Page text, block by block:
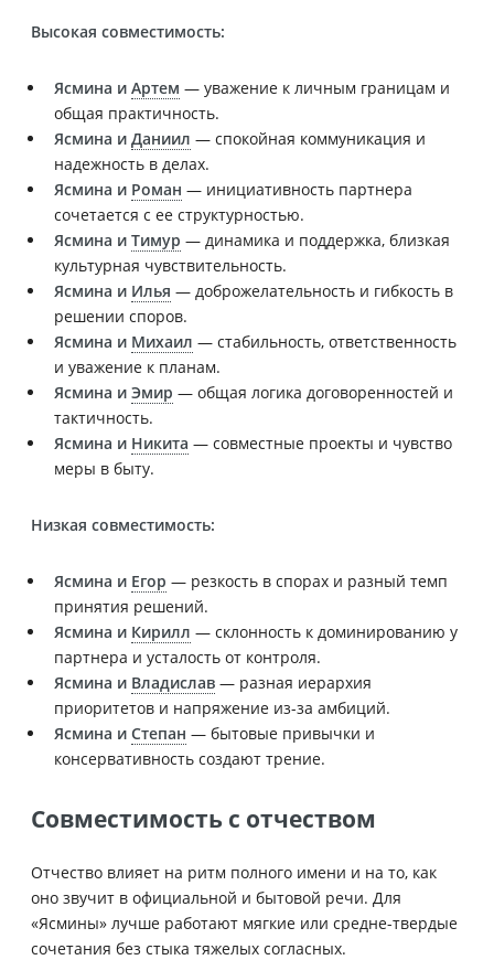
Высокая совместимость:
Ясмина и Артем — уважение к личным границам и
общая практичность.
Ясмина и Даниил — спокойная коммуникация и
надежность в делах.
Ясмина и Роман — инициативность партнера
сочетается с ее структурностью.
Ясмина и Тимур — динамика и поддержка, близкая
культурная чувствительность.
Ясмина и Илья — доброжелательность и гибкость в
решении споров.
Ясмина и Михаил — стабильность, ответственность
и уважение к планам.
Ясмина и Эмир — общая логика договоренностей и
тактичность.
Ясмина и Никита — совместные проекты и чувство
меры в быту.
Низкая совместимость:
Ясмина и Егор — резкость в спорах и разный темп
принятия решений.
Ясмина и Кирилл — склонность к доминированию у
партнера и усталость от контроля.
Ясмина и Владислав — разная иерархия
приоритетов и напряжение из-за амбиций.
Ясмина и Степан — бытовые привычки и
консервативность создают трение.
Совместимость с отчеством
Отчество влияет на ритм полного имени и на то, как
оно звучит в официальной и бытовой речи. Для
«Ясмины» лучше работают мягкие или средне-твердые
сочетания без стыка тяжелых согласных.